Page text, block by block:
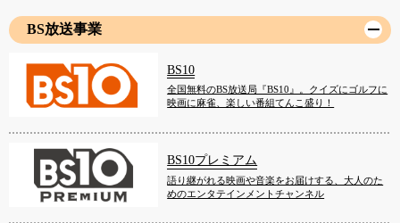
BS放送事業
BS10
全国無料のBS放送局『BS10』。クイズにゴルフに
映画に麻雀、楽しい番組てんこ盛り！
BS10プレミアム
語り継がれる映画や音楽をお届けする、大人のた
めのエンタテインメントチャンネル